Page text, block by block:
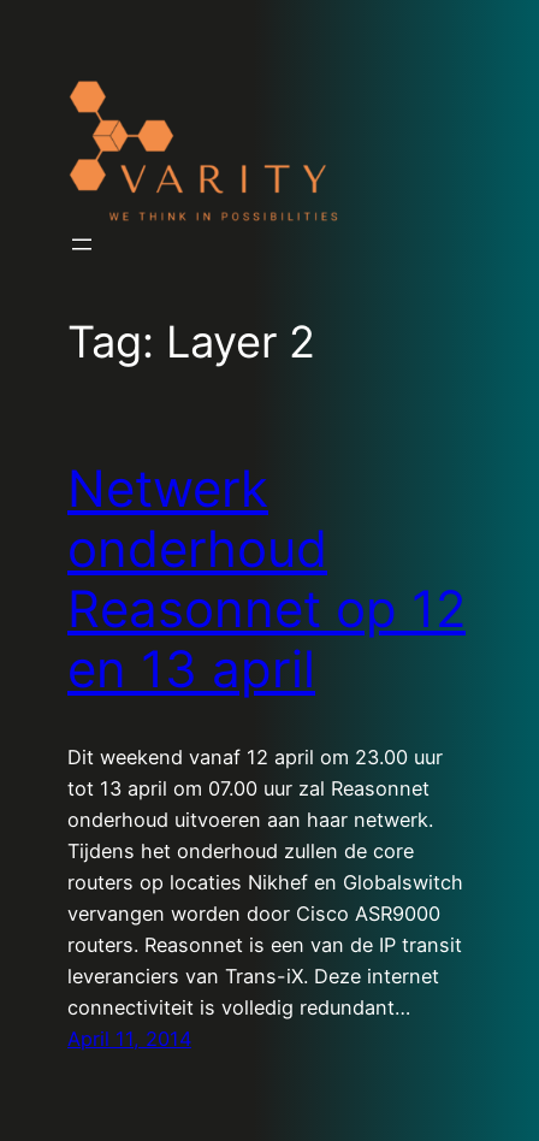
Tag: Layer 2
Netwerk
onderhoud
Reasonnet op 12
en 13 april
Dit weekend vanaf 12 april om 23.00 uur
tot 13 april om 07.00 uur zal Reasonnet
onderhoud uitvoeren aan haar netwerk.
Tijdens het onderhoud zullen de core
routers op locaties Nikhef en Globalswitch
vervangen worden door Cisco ASR9000
routers. Reasonnet is een van de IP transit
leveranciers van Trans-iX. Deze internet
connectiviteit is volledig redundant…
April 11, 2014